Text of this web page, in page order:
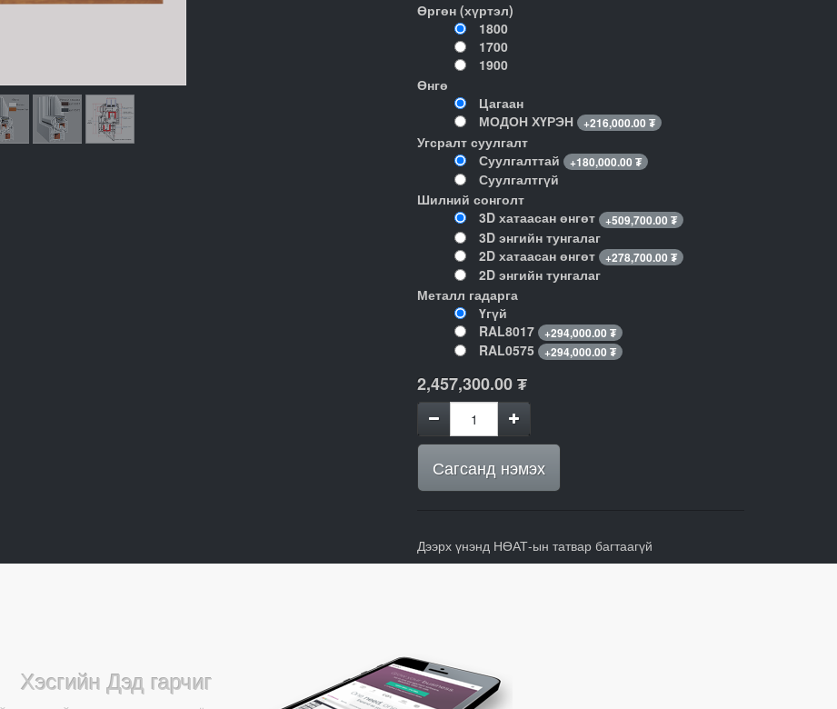
Өргөн (хүртэл)
1800
1700
1900
Өнгө
Цагаан
МОДОН ХҮРЭН
+216,000.00 ₮
Угсралт суулгалт
Суулгалттай
+180,000.00 ₮
Суулгалтгүй
Шилний сонголт
3D хатаасан өнгөт
+509,700.00 ₮
3D энгийн тунгалаг
2D хатаасан өнгөт
+278,700.00 ₮
2D энгийн тунгалаг
Металл гадарга
Үгүй
RAL8017
+294,000.00 ₮
RAL0575 +294,000.00 ₮
2,457,300.00₮
Сагсанд нэмэх
Дээрх үнэнд НӨАТ-ын татвар багтаагүй
Хэсгийн Дэд гарчиг